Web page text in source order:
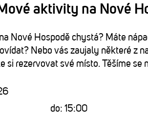
aktivity na Nové
Nové Hospodě chystá? Máte
Nebo vás zaujaly některé z
si rezervovat své místo. Těšíme se
do: 15:00